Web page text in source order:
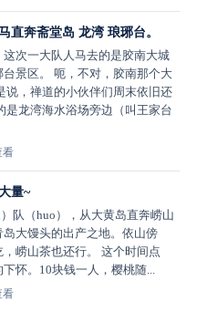
直奔斋堂岛 龙湾 琅琊台。
次一大队人马去的是胶南大城
景区。 呃，不对，胶南那个大
说，禅道的小伙伴们周末依旧还
是龙湾海水浴场旁边（叫王家台
看
量~
队（huo），从大黄岛直奔崂山
大馒头的出产之地。依山傍
崂山茶也还行。 这个时间点
怀。10块钱一人，樱桃随...
看